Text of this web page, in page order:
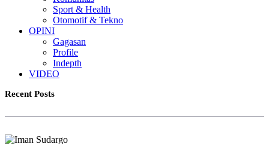
Sport & Health
Otomotif & Tekno
OPINI
Gagasan
Profile
Indepth
VIDEO
Recent Posts